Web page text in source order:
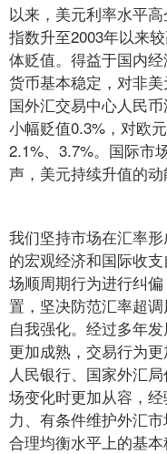
以来，美元利率水平
指数升至2003年以来
体贬值。得益于国内
货币基本稳定，对非
国外汇交易中心人民
小幅贬值0.3%，对欧
2.1%、3.7%。国际市
声，美元持续升值的动
我们坚持市场在汇率
的宏观经济和国际收
场顺周期行为进行纠
置，坚决防范汇率超
自我强化。经过多年
更加成熟，交易行为
人民银行、国家外汇
场变化时更加从容，
力、有条件维护外汇
合理均衡水平上的基本